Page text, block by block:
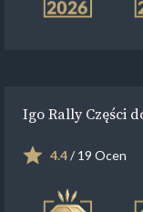
Igo Rally Części
4.4/ 19 Ocen